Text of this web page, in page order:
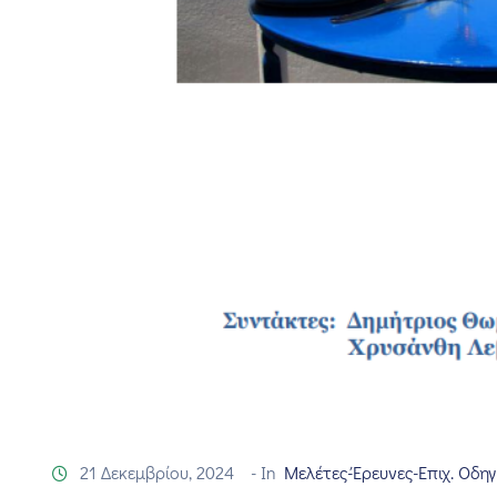
21 Δεκεμβρίου, 2024 - In Μελέτες-Έρευνες-Επιχ.